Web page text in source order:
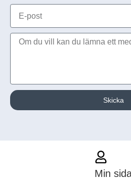
Skicka
Min